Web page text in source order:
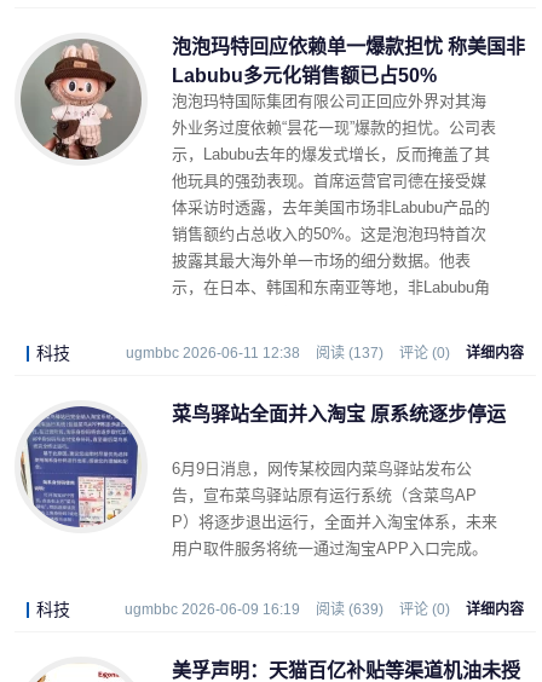
泡泡玛特回应依赖单一爆款担忧 称美国非
Labubu多元化销售额已占50%
泡泡玛特国际集团有限公司正回应外界对其海
外业务过度依赖“昙花一现”爆款的担忧。公司表
示，Labubu去年的爆发式增长，反而掩盖了其
他玩具的强劲表现。首席运营官司德在接受媒
体采访时透露，去年美国市场非Labubu产品的
销售额约占总收入的50%。这是泡泡玛特首次
披露其最大海外单一市场的细分数据。他表
示，在日本、韩国和东南亚等地，非Labubu角
科技 ugmbbc 2026-06-11 12:38 阅读 (137) 评论 (0) 详细内容
菜鸟驿站全面并入淘宝 原系统逐步停运
6月9日消息，网传某校园内菜鸟驿站发布公
告，宣布菜鸟驿站原有运行系统（含菜鸟AP
P）将逐步退出运行，全面并入淘宝体系，未来
用户取件服务将统一通过淘宝APP入口完成。
科技 ugmbbc 2026-06-09 16:19 阅读 (639) 评论 (0) 详细内容
美孚声明：天猫百亿补贴等渠道机油未授